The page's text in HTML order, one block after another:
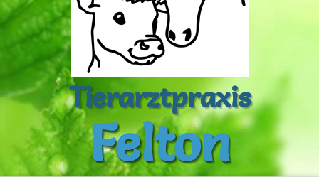
Tierarztpraxis
Felton